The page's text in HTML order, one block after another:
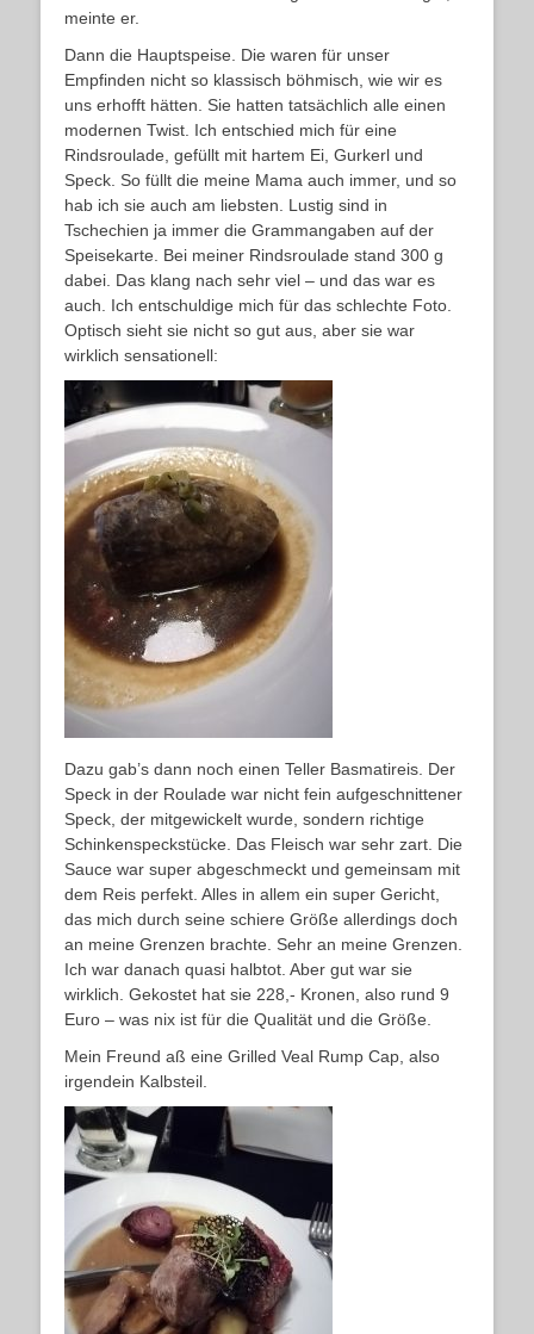
meinte er.
Dann die Hauptspeise. Die waren für unser
Empfinden nicht so klassisch böhmisch, wie wir es
uns erhofft hätten. Sie hatten tatsächlich alle einen
modernen Twist. Ich entschied mich für eine
Rindsroulade, gefüllt mit hartem Ei, Gurkerl und
Speck. So füllt die meine Mama auch immer, und so
hab ich sie auch am liebsten. Lustig sind in
Tschechien ja immer die Grammangaben auf der
Speisekarte. Bei meiner Rindsroulade stand 300 g
dabei. Das klang nach sehr viel – und das war es
auch. Ich entschuldige mich für das schlechte Foto.
Optisch sieht sie nicht so gut aus, aber sie war
wirklich sensationell:
Dazu gab’s dann noch einen Teller Basmatireis. Der
Speck in der Roulade war nicht fein aufgeschnittener
Speck, der mitgewickelt wurde, sondern richtige
Schinkenspeckstücke. Das Fleisch war sehr zart. Die
Sauce war super abgeschmeckt und gemeinsam mit
dem Reis perfekt. Alles in allem ein super Gericht,
das mich durch seine schiere Größe allerdings doch
an meine Grenzen brachte. Sehr an meine Grenzen.
Ich war danach quasi halbtot. Aber gut war sie
wirklich. Gekostet hat sie 228,- Kronen, also rund 9
Euro – was nix ist für die Qualität und die Größe.
Mein Freund aß eine Grilled Veal Rump Cap, also
irgendein Kalbsteil.